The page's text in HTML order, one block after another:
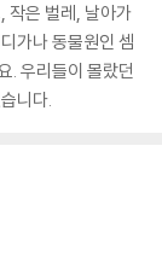
작은 벌레, 날아가
가나 동물원인 셈
. 우리들이 몰랐던
니다.